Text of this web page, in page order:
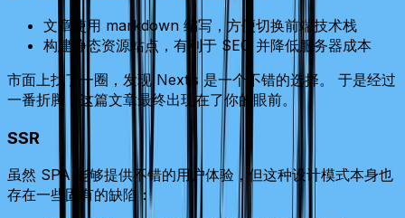
文章使用 markdown 编写，方便切换前端技术栈
构建静态资源站点，有利于 SEO 并降低服务器成本
市面上找了一圈，发现 Nextjs 是一个不错的选择。 于是经过
一番折腾，这篇文章最终出现在了你的眼前。
SSR
虽然 SPA 能够提供不错的用户体验，但这种设计模式本身也
存在一些固有的缺陷：